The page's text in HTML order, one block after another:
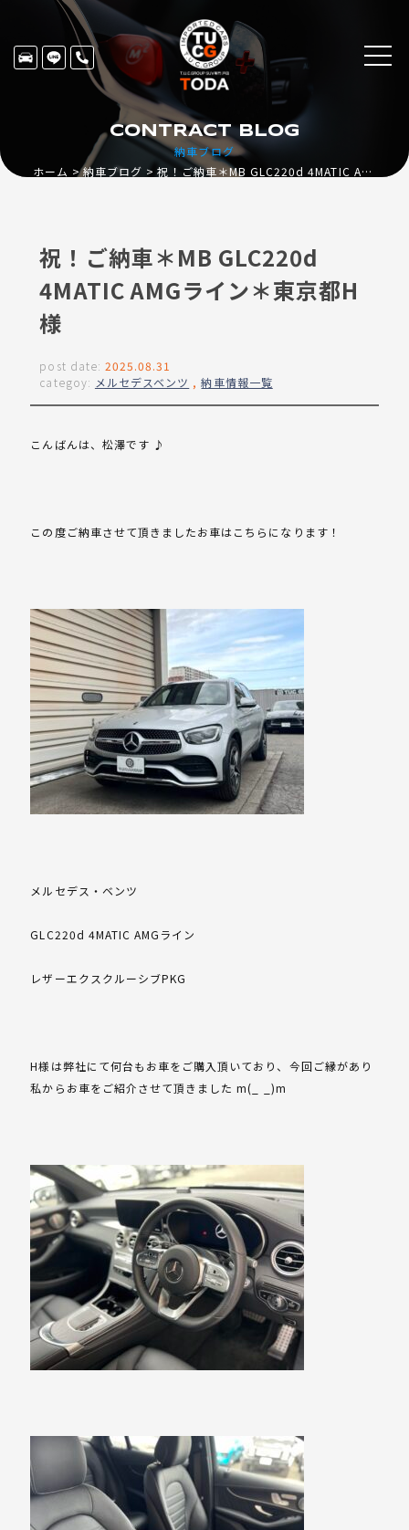
納車ブログ
CONTRACT BLOG
ホーム 納車ブログ 祝！ご納車＊MB GLC220d 4MATIC AMGライン＊東京都H様
祝！ご納車＊MB GLC220d
4MATIC AMGライン＊東京都H
様
post date: 2025.08.31
categoy: メルセデスベンツ ,納車情報一覧
こんばんは、松澤です ♪
この度ご納車させて頂きましたお車はこちらになります！
メルセデス・ベンツ
GLC220d 4MATIC AMGライン
レザーエクスクルーシブPKG
H様は弊社にて何台もお車をご購入頂いており、今回ご縁があり
私からお車をご紹介させて頂きました m(_ _)m